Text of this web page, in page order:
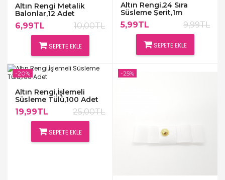
Altın Rengi Metalik
Balonlar,12 Adet
6,99TL 10,00TL
SEPETE EKLE
Altın Rengi,24 Sıra
Süsleme Şerit,1m
5,99TL 9,99TL
SEPETE EKLE
Altın Rengi,İşlemeli
Süsleme Tülü,100 Adet
19,99TL 25,00TL
SEPETE EKLE
-20% -25%